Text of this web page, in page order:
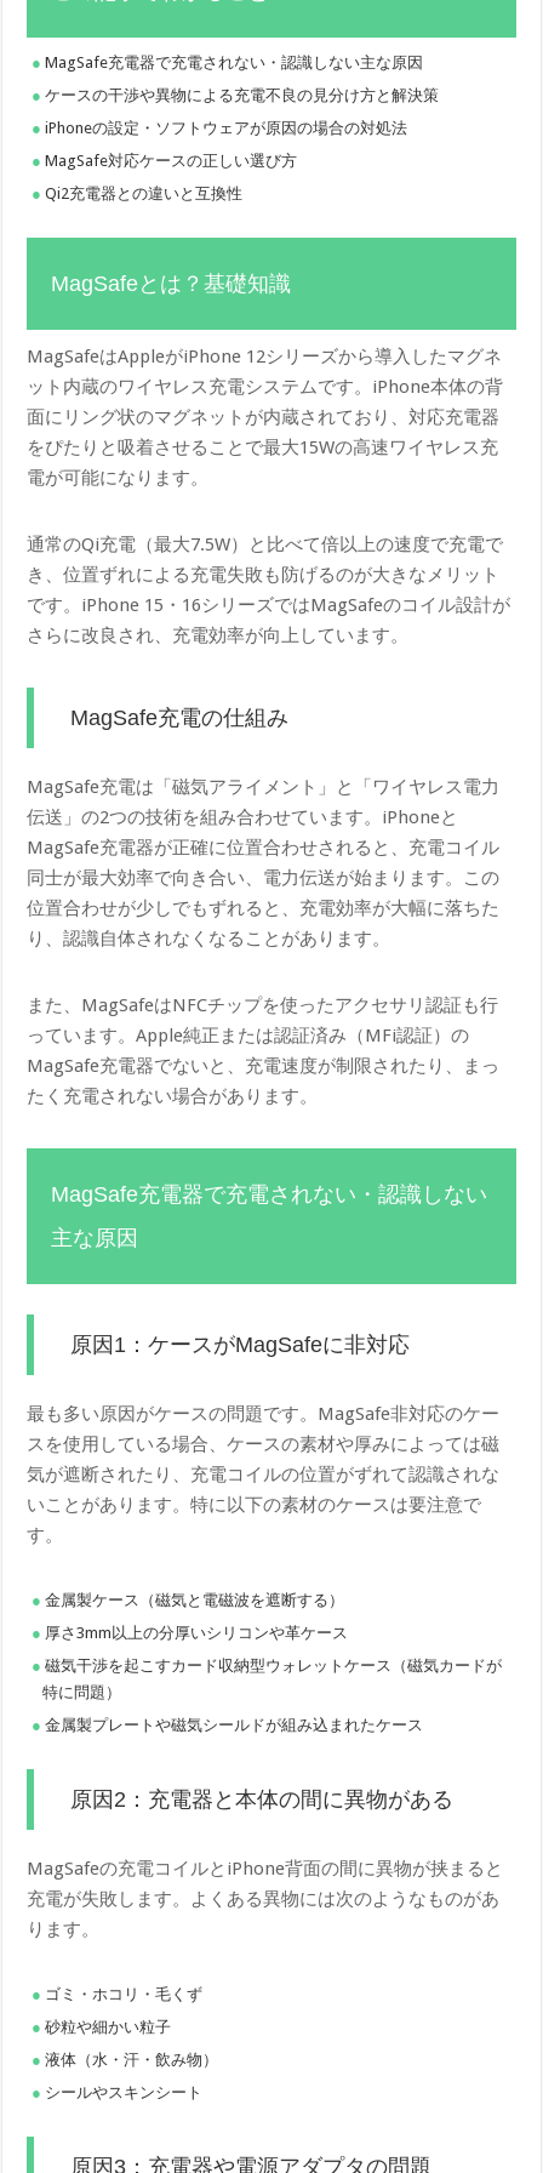
MagSafe充電器で充電されない・認識しない主な原因
ケースの干渉や異物による充電不良の見分け方と解決策
iPhoneの設定・ソフトウェアが原因の場合の対処法
MagSafe対応ケースの正しい選び方
Qi2充電器との違いと互換性
MagSafeとは？基礎知識
MagSafeはAppleがiPhone 12シリーズから導入したマグネ
ット内蔵のワイヤレス充電システムです。iPhone本体の背
面にリング状のマグネットが内蔵されており、対応充電器
をぴたりと吸着させることで最大15Wの高速ワイヤレス充
電が可能になります。
通常のQi充電（最大7.5W）と比べて倍以上の速度で充電で
き、位置ずれによる充電失敗も防げるのが大きなメリット
です。iPhone 15・16シリーズではMagSafeのコイル設計が
さらに改良され、充電効率が向上しています。
MagSafe充電の仕組み
MagSafe充電は「磁気アライメント」と「ワイヤレス電力
伝送」の2つの技術を組み合わせています。iPhoneと
MagSafe充電器が正確に位置合わせされると、充電コイル
同士が最大効率で向き合い、電力伝送が始まります。この
位置合わせが少しでもずれると、充電効率が大幅に落ちた
り、認識自体されなくなることがあります。
また、MagSafeはNFCチップを使ったアクセサリ認証も行
っています。Apple純正または認証済み（MFi認証）の
MagSafe充電器でないと、充電速度が制限されたり、まっ
たく充電されない場合があります。
MagSafe充電器で充電されない・認識しない
主な原因
原因1：ケースがMagSafeに非対応
最も多い原因がケースの問題です。MagSafe非対応のケー
スを使用している場合、ケースの素材や厚みによっては磁
気が遮断されたり、充電コイルの位置がずれて認識されな
いことがあります。特に以下の素材のケースは要注意で
す。
金属製ケース（磁気と電磁波を遮断する）
厚さ3mm以上の分厚いシリコンや革ケース
磁気干渉を起こすカード収納型ウォレットケース（磁気カードが
特に問題）
金属製プレートや磁気シールドが組み込まれたケース
原因2：充電器と本体の間に異物がある
MagSafeの充電コイルとiPhone背面の間に異物が挟まると
充電が失敗します。よくある異物には次のようなものがあ
ります。
ゴミ・ホコリ・毛くず
砂粒や細かい粒子
液体（水・汗・飲み物）
シールやスキンシート
原因3：充電器や電源アダプタの問題